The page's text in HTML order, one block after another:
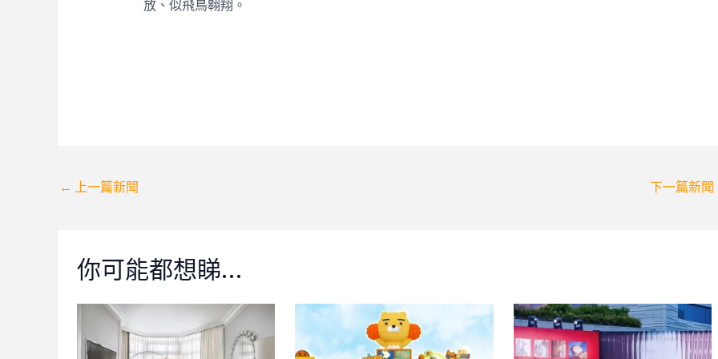
放、似飛鳥翱翔。
Post
← 上一篇新聞 下一篇新聞
你可能都想睇…